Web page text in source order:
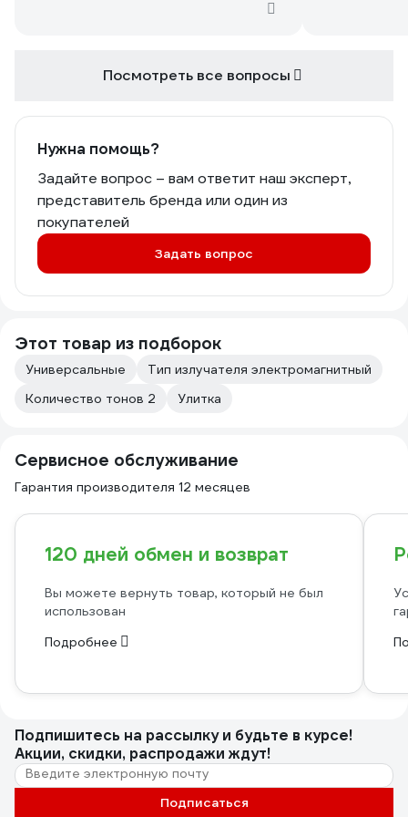
Посмотреть все вопросы
Нужна помощь?
Задайте вопрос – вам ответит наш эксперт,
представитель бренда или один из
покупателей
Задать вопрос
Этот товар из подборок
Универсальные
Тип излучателя электромагнитный
Количество тонов 2
Улитка
Сервисное обслуживание
Гарантия производителя 12 месяцев
120 дней обмен и возврат
Вы можете вернуть товар, который не был
использован
Подробнее
Подпишитесь на рассылкуи будьте в курсе!
Акции, скидки, распродажи ждут!
Подписаться